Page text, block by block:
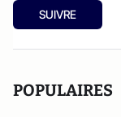
diagnostiquer les
police et la
SUIVRE
POPULAIRES